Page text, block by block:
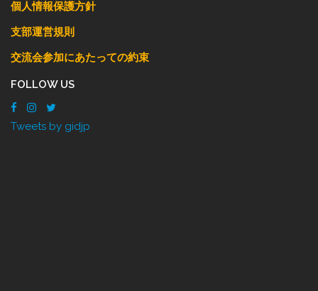
個人情報保護方針
支部運営規則
交流会参加にあたっての約束
FOLLOW US
Tweets by gidjp